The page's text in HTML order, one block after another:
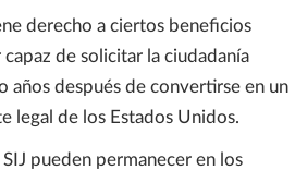
derecho a ciertos beneficios
de solicitar la ciudadanía
años después de convertirse en un
legal de los Estados Unidos.
pueden permanecer en los